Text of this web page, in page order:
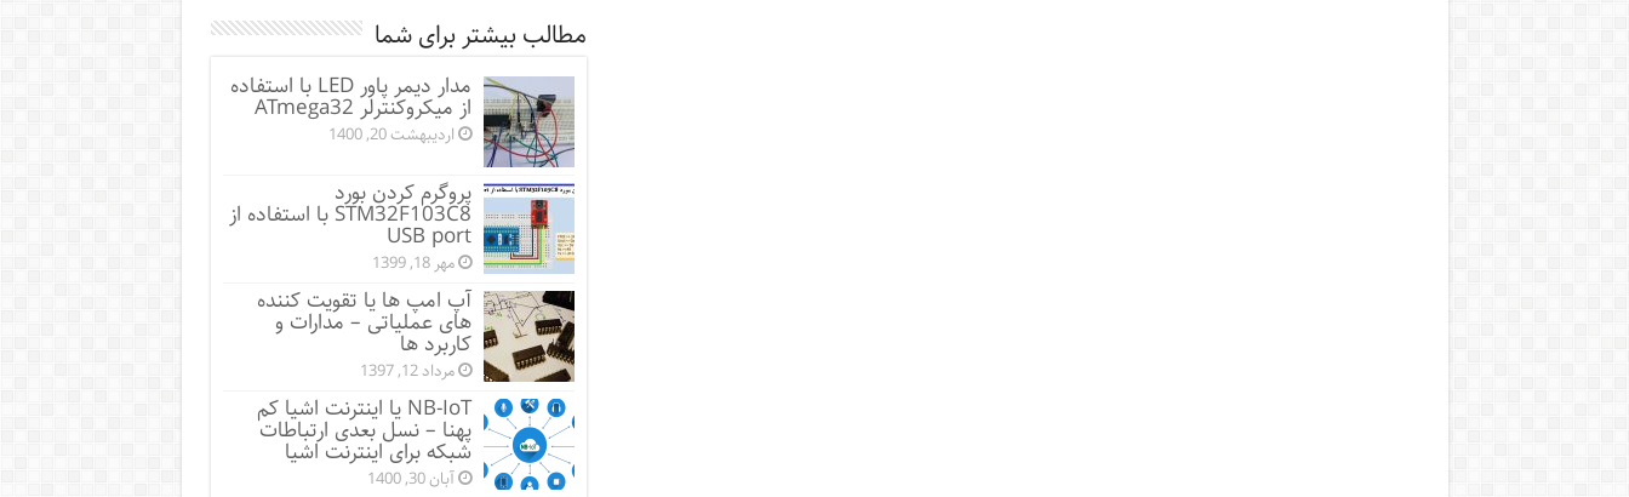
مطالب بیشتر برای شما
مدار دیمر پاور LED با استفاده
از میکروکنترلر ATmega32
اردیبهشت 20, 1400
پروگرم کردن بورد
STM32F103C8 با استفاده از
USB port
مهر 18, 1399
آپ امپ ها یا تقویت کننده
های عملیاتی – مدارات و
کاربرد ها
مرداد 12, 1397
NB-IoT یا اینترنت اشیا کم
پهنا – نسل بعدی ارتباطات
شبکه برای اینترنت اشیا
آبان 30, 1400